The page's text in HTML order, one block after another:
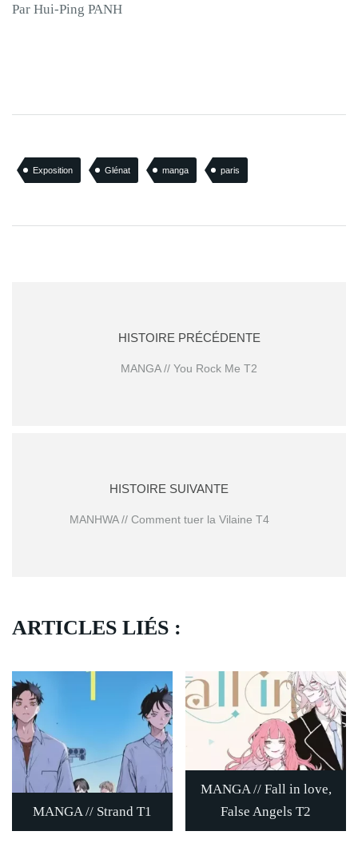
Par Hui-Ping PANH
Exposition Glénat manga paris
HISTOIRE PRÉCÉDENTE
MANGA // You Rock Me T2
HISTOIRE SUIVANTE
MANHWA // Comment tuer la Vilaine T4
ARTICLES LIÉS :
MANGA // Strand T1
MANGA // Fall in love,
False Angels T2